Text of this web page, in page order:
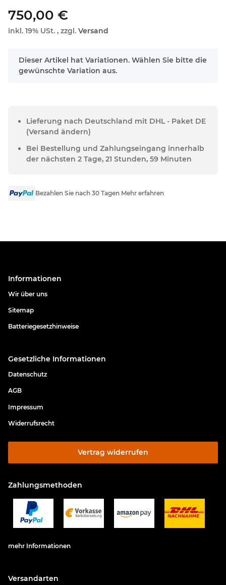
750,00 €
inkl. 19% USt. , zzgl. Versand
x
Dieser Artikel hat Variationen. Wählen Sie bitte die
gewünschte Variation aus.
Lieferung nach Deutschland mit DHL - Paket DE
(Versand ändern)
Bei Bestellung und Zahlungseingang innerhalb
der nächsten 2 Tage, 21 Stunden, 59 Minuten
Bezahlen Sie nach 30 Tagen Mehr erfahren
Informationen
Wir über uns
Sitemap
Batteriegesetzhinweise
Gesetzliche Informationen
Datenschutz
AGB
Impressum
Widerrufsrecht
Vertrag widerrufen
Zahlungsmethoden
mehr Informationen
Versandarten